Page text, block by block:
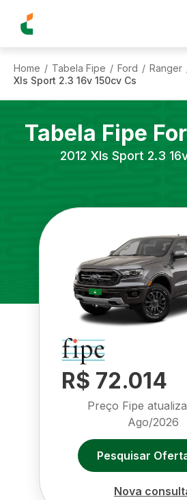
Home / Tabela Fipe / Ford / Ranger
Xls Sport 2.3 16v 150cv Cs
Tabela Fipe
2012 Xls Sport 2.3
R$ 72.014
Preço Fipe
Ago/2026
Pesquisar
Nova